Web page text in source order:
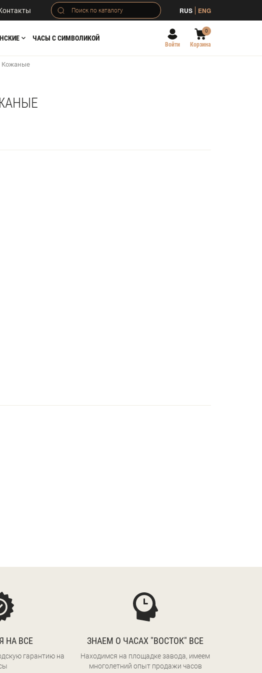
RUS ENG
ЧАСЫ С СИМВОЛИКОЙ
Войти
0
Корзина
Кожаные
НА ВСЕ
гарантию на
ЗНАЕМ О ЧАСАХ "ВОСТОК" ВСЕ
Находимся на площадке завода, имеем
многолетний опыт продажи часов